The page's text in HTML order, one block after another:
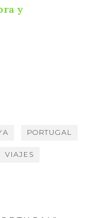
y
PORTUGAL
VIAJES